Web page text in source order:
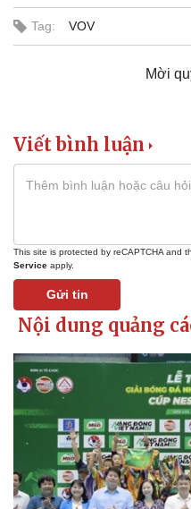
Tag: VOV
Mời
Viết bình luận
This site is protected by reCAPTCHA and
Service apply.
Gửi tin